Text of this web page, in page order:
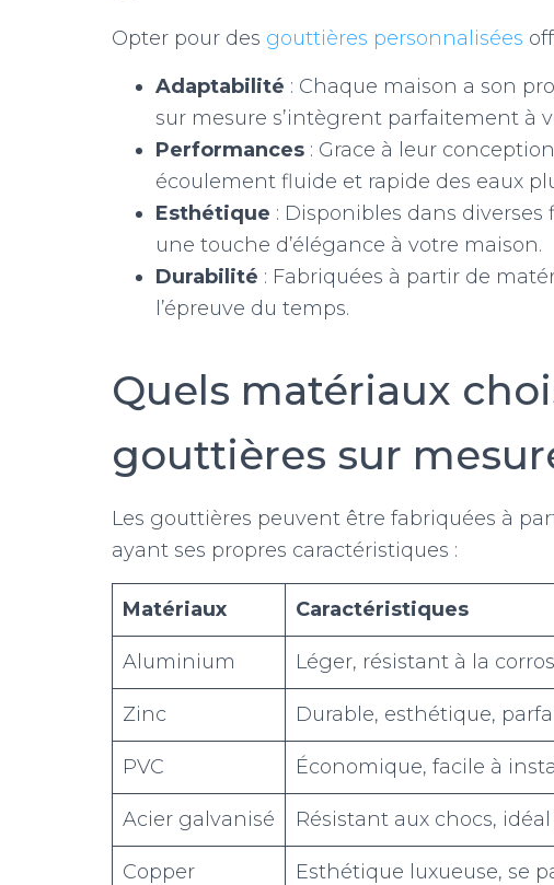
Opter pour des gouttières personnalisées
Adaptabilité : Chaque maison a son
sur mesure s’intègrent parfaitement à
Performances : Grace à leur
écoulement fluide et rapide des eaux
Esthétique : Disponibles dans
une touche d’élégance à votre maison.
Durabilité : Fabriquées à partir de
l’épreuve du temps.
Quels matériaux
gouttières sur
Les gouttières peuvent être fabriquées à
ayant ses propres caractéristiques :
Matériaux Caractéristiques
Aluminium Léger, résistant à la
Zinc Durable, esthétique,
PVC Économique, facile à
Acier galvanisé Résistant aux chocs,
Copper Esthétique luxueuse, se